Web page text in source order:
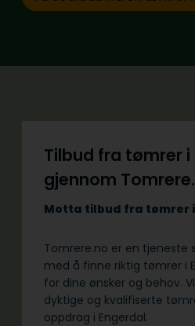
Tilbud fra tømrer i
gjennom
Motta tilbud fra tømrer
Tomrere.no er en tjeneste
med å finne riktig tømrer i
for dine ønsker og behov.
dyktige og kvalifiserte
oppdrag i Engerdal.